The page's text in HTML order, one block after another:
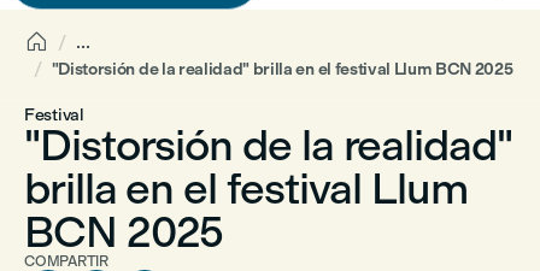
 ...
"Distorsión de la realidad" brilla en el festival Llum BCN 2025
Festival
"Distorsión de la realidad"
brilla en el festival Llum
BCN 2025
COMPARTIR